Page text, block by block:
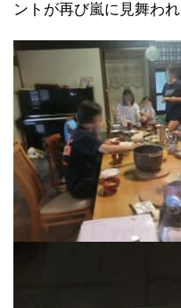
ントが再び嵐に見舞わ